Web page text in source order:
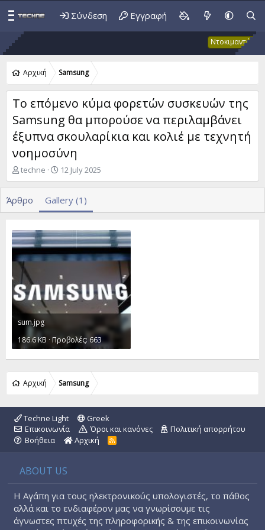
Σύνδεση Εγγραφή
Ντοκιμαντέρ
Αρχική Samsung
Το επόμενο κύμα φορετών συσκευών της
Samsung θα μπορούσε να περιλαμβάνει
έξυπνα σκουλαρίκια και κολιέ με τεχνητή
νοημοσύνη
A
u
h
o
r
techne
P
u
l
i
s
h
d
a
e
12 July 2025
Άρθρο Gallery (1)
sum.jpg
186.6 KB · Προβολές: 663
Αρχική Samsung
Techne Light
Greek
Επικοινωνία
Όροι και κανόνες
Πολιτική απορρήτου
Βοήθεια
Αρχική
R
ABOUT US
Η Αγάπη για τους ηλεκτρονικούς υπολογιστές, το πάθος
αλλά και το ενδιαφέρον μας να γνωρίσουμε τις
άγνωστες πτυχές της πληροφορικής & της επικοινωνίας